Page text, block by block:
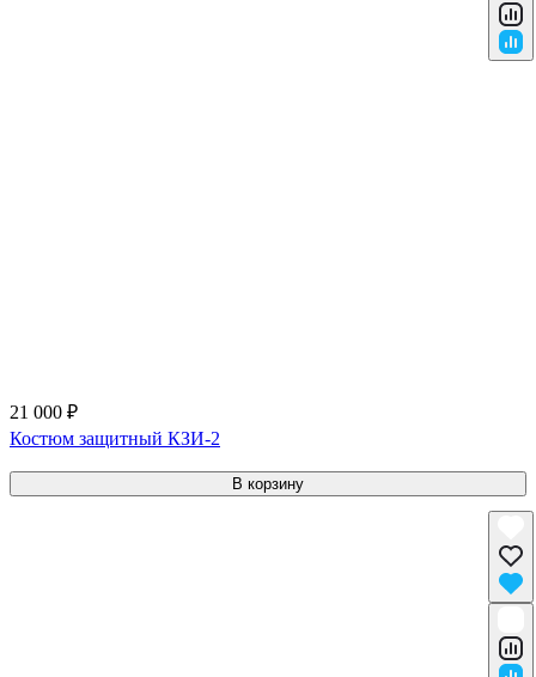
21 000 ₽
Костюм защитный КЗИ-2
В корзину